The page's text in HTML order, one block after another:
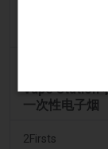
Vape Station
一次性电子烟
2Firsts